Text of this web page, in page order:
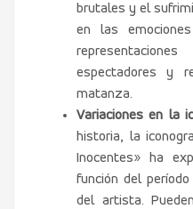
brutales y el
en las
espectadores y
matanza.
Variaciones en la
historia, la
Inocentes» ha
función del
del artista.